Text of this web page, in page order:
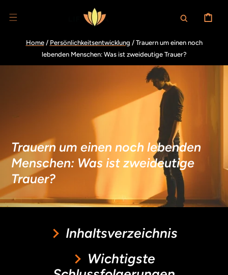
INHALT
Home / Persönlichkeitsentwicklung /Trauern um einen noch
lebenden Menschen: Was ist zweideutige Trauer?
Trauern um einen noch lebenden
Menschen: Was ist zweideutige
Trauer?
Inhaltsverzeichnis
Wichtigste